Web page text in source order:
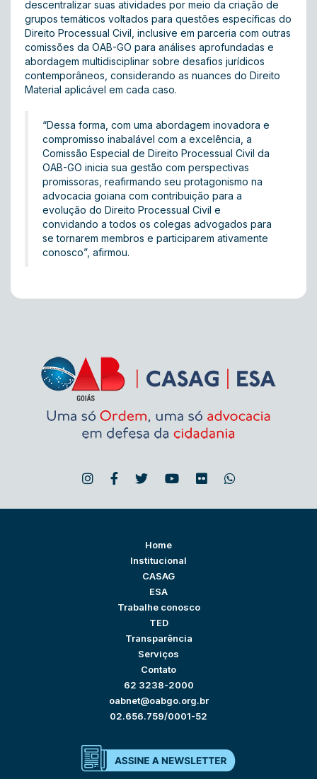
descentralizar suas atividades por meio da criação de
grupos temáticos voltados para questões específicas do
Direito Processual Civil, inclusive em parceria com outras
comissões da OAB-GO para análises aprofundadas e
abordagem multidisciplinar sobre desafios jurídicos
contemporâneos, considerando as nuances do Direito
Material aplicável em cada caso.
“Dessa forma, com uma abordagem inovadora e
compromisso inabalável com a excelência, a
Comissão Especial de Direito Processual Civil da
OAB-GO inicia sua gestão com perspectivas
promissoras, reafirmando seu protagonismo na
advocacia goiana com contribuição para a
evolução do Direito Processual Civil e
convidando a todos os colegas advogados para
se tornarem membros e participarem ativamente
conosco”, afirmou.
Home
Institucional
CASAG
ESA
Trabalhe conosco
TED
Transparência
Serviços
Contato
62 3238-2000
oabnet@oabgo.org.br
02.656.759/0001-52